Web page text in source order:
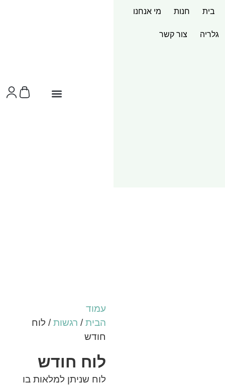
בית חנות מי אנחנו
גלריה צור קשר
עמוד
הבית/ רגשות/ לוח
חודש
לוח חודש
לוח שניתן למלאות בו